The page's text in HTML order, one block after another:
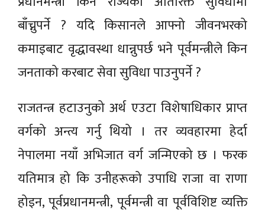
बाँच्नुपर्ने ? यदि किसानले आफ्नो जीवनभरको
कमाइबाट वृद्धावस्था धान्नुपर्छ भने पूर्वमन्त्रीले किन
जनताको करबाट सेवा सुविधा पाउनुपर्ने ?
राजतन्त्र हटाउनुको अर्थ एउटा विशेषाधिकार प्राप्त
वर्गको अन्त्य गर्नु थियो । तर व्यवहारमा हेर्दा
नेपालमा नयाँ अभिजात वर्ग जन्मिएको छ । फरक
यतिमात्र हो कि उनीहरूको उपाधि राजा वा राणा
होइन, पूर्वप्रधानमन्त्री, पूर्वमन्त्री वा पूर्वविशिष्ट व्यक्ति